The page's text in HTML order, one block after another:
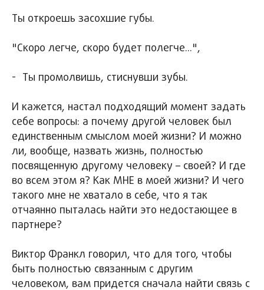
Ты откроешь засохшие губы.
"Скоро легче, скоро будет полегче...",
- Ты промолвишь, стиснувши зубы.
И кажется, настал подходящий момент задать
себе вопросы: а почему другой человек был
единственным смыслом моей жизни? И можно
ли, вообще, назвать жизнь, полностью
посвященную другому человеку – своей? И где
во всем этом я? Как МНЕ в моей жизни? И чего
такого мне не хватало в себе, что я так
отчаянно пыталась найти это недостающее в
партнере?
Виктор Франкл говорил, что для того, чтобы
быть полностью связанным с другим
человеком, вам придется сначала найти связь с